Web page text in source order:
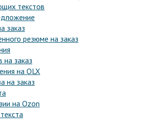
текстов
заказ
резюме на заказ
на заказ
на OLX
на заказ
на Ozon